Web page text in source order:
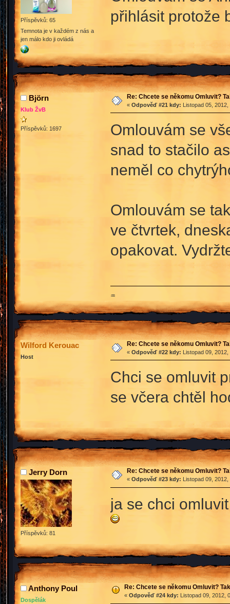
Příspěvků: 65
Temnota je v každém z nás a
jen málo kdo ji ovládá
přihlásit protože
Björn
Klub ŽvB
Příspěvků: 1697
Re: Chcete se někomu Omluvit?
« Odpověď #21 kdy: Listopad 05,
Omlouvám se
snad to stačilo
neměl co
Omlouvám se
ve čtvrtek,
opakovat.
♒
Wilford Kerouac
Host
Re: Chcete se někomu Omluvit?
« Odpověď #22 kdy: Listopad 09,
Chci se omluvit
se včera chtěl
Jerry Dorn
Příspěvků: 81
Re: Chcete se někomu Omluvit?
« Odpověď #23 kdy: Listopad 09,
ja se chci
Anthony Poul
Dospělák
Re: Chcete se někomu Omluvit?
« Odpověď #24 kdy: Listopad 09, 2012,